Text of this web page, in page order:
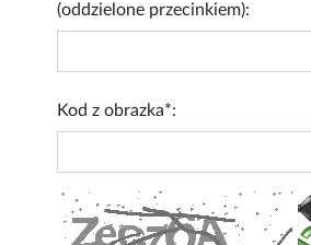
(oddzielone przecinkiem):
Kod z obrazka*: